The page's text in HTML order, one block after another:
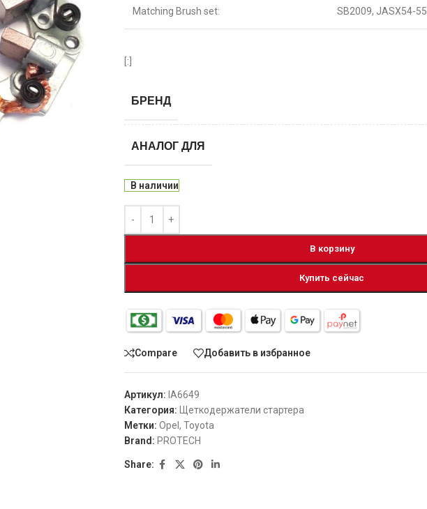
Matching Brush set: SB2009, JASX54-55
[:]
БРЕНД
АНАЛОГ ДЛЯ
В наличии
В корзину
Купить сейчас
Compare Добавить в избранное
Артикул: IA6649
Категория:
Щеткодержатели стартера
Метки: Opel , Toyota
Brand: PROTECH
Share: